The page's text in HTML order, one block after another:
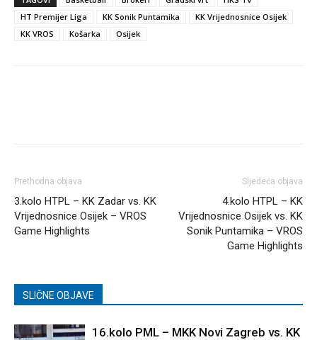
HT Premijer Liga
KK Sonik Puntamika
KK Vrijednosnice Osijek
KK VROS
Košarka Osijek
Prethodna objava
3.kolo HTPL – KK Zadar vs. KK
Vrijednosnice Osijek – VROS
Game Highlights
Sljedeća objava
4.kolo HTPL – KK
Vrijednosnice Osijek vs. KK
Sonik Puntamika – VROS
Game Highlights
SLIČNE OBJAVE
16.kolo PML – MKK Novi Zagreb vs. KK